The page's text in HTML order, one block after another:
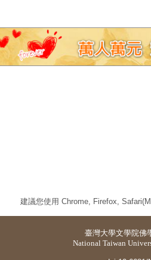
建議您使用 Chrome, Firefox,
臺灣大學文學院佛
National Taiwan